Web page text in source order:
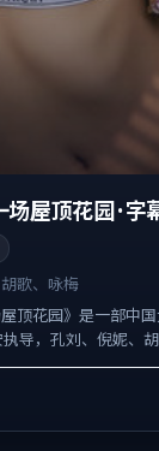
屋顶花园 · 字
歌、咏梅
顶花园》是一部中
导，孔刘、倪妮、
后半段陡然收紧，